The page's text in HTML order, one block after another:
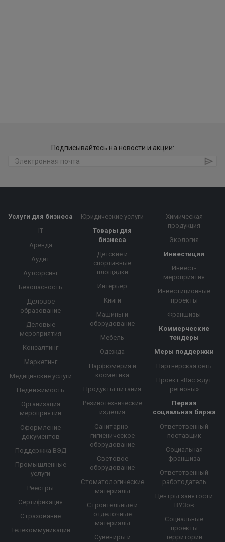
Подписывайтесь на новости и акции:
Услуги для бизнеса
IT
Аренда
Аудит
Аутсорсинг
Безопасность
Деловое
образование
Деловые
мероприятия
Консалтинг
Маркетинг
Медицинские услуги
Недвижимость
Организация
мероприятий
Оформление
документов
Поддержка ВЭД
Промышленные
услуги
Реестры
Сертификация
Страхование
Телекоммуникации
Юридические услуги
Товары для
бизнеса
Детские и
спортивные
площадки
Интерьер
Книги
Машины и
оборудование
Мебель
Одежда
Парфюмерия и
косметика
Продукты питания
Резинотехнические
изделия
Санитарно-
гигиеническое
оборудование
Световое
оборудование
Стоматологические
материалы
Строительные и
отделочные
материалы
Сувениры и
Химическая
продукция
Экология
Инвестиции
Инвест-
мероприятия
Инвестиционные
проекты
Франшизы
Коммерческие
тендеры
Меры поддержки
Партнерская сеть
Проект «Вас ждут
регионы»
Первая
социальная биржа
Ответственный
поставщик
Социальная
франшиза
Ответственный
работодатель
Центры занятости
ВУЗов
Социальные
проекты
территорий